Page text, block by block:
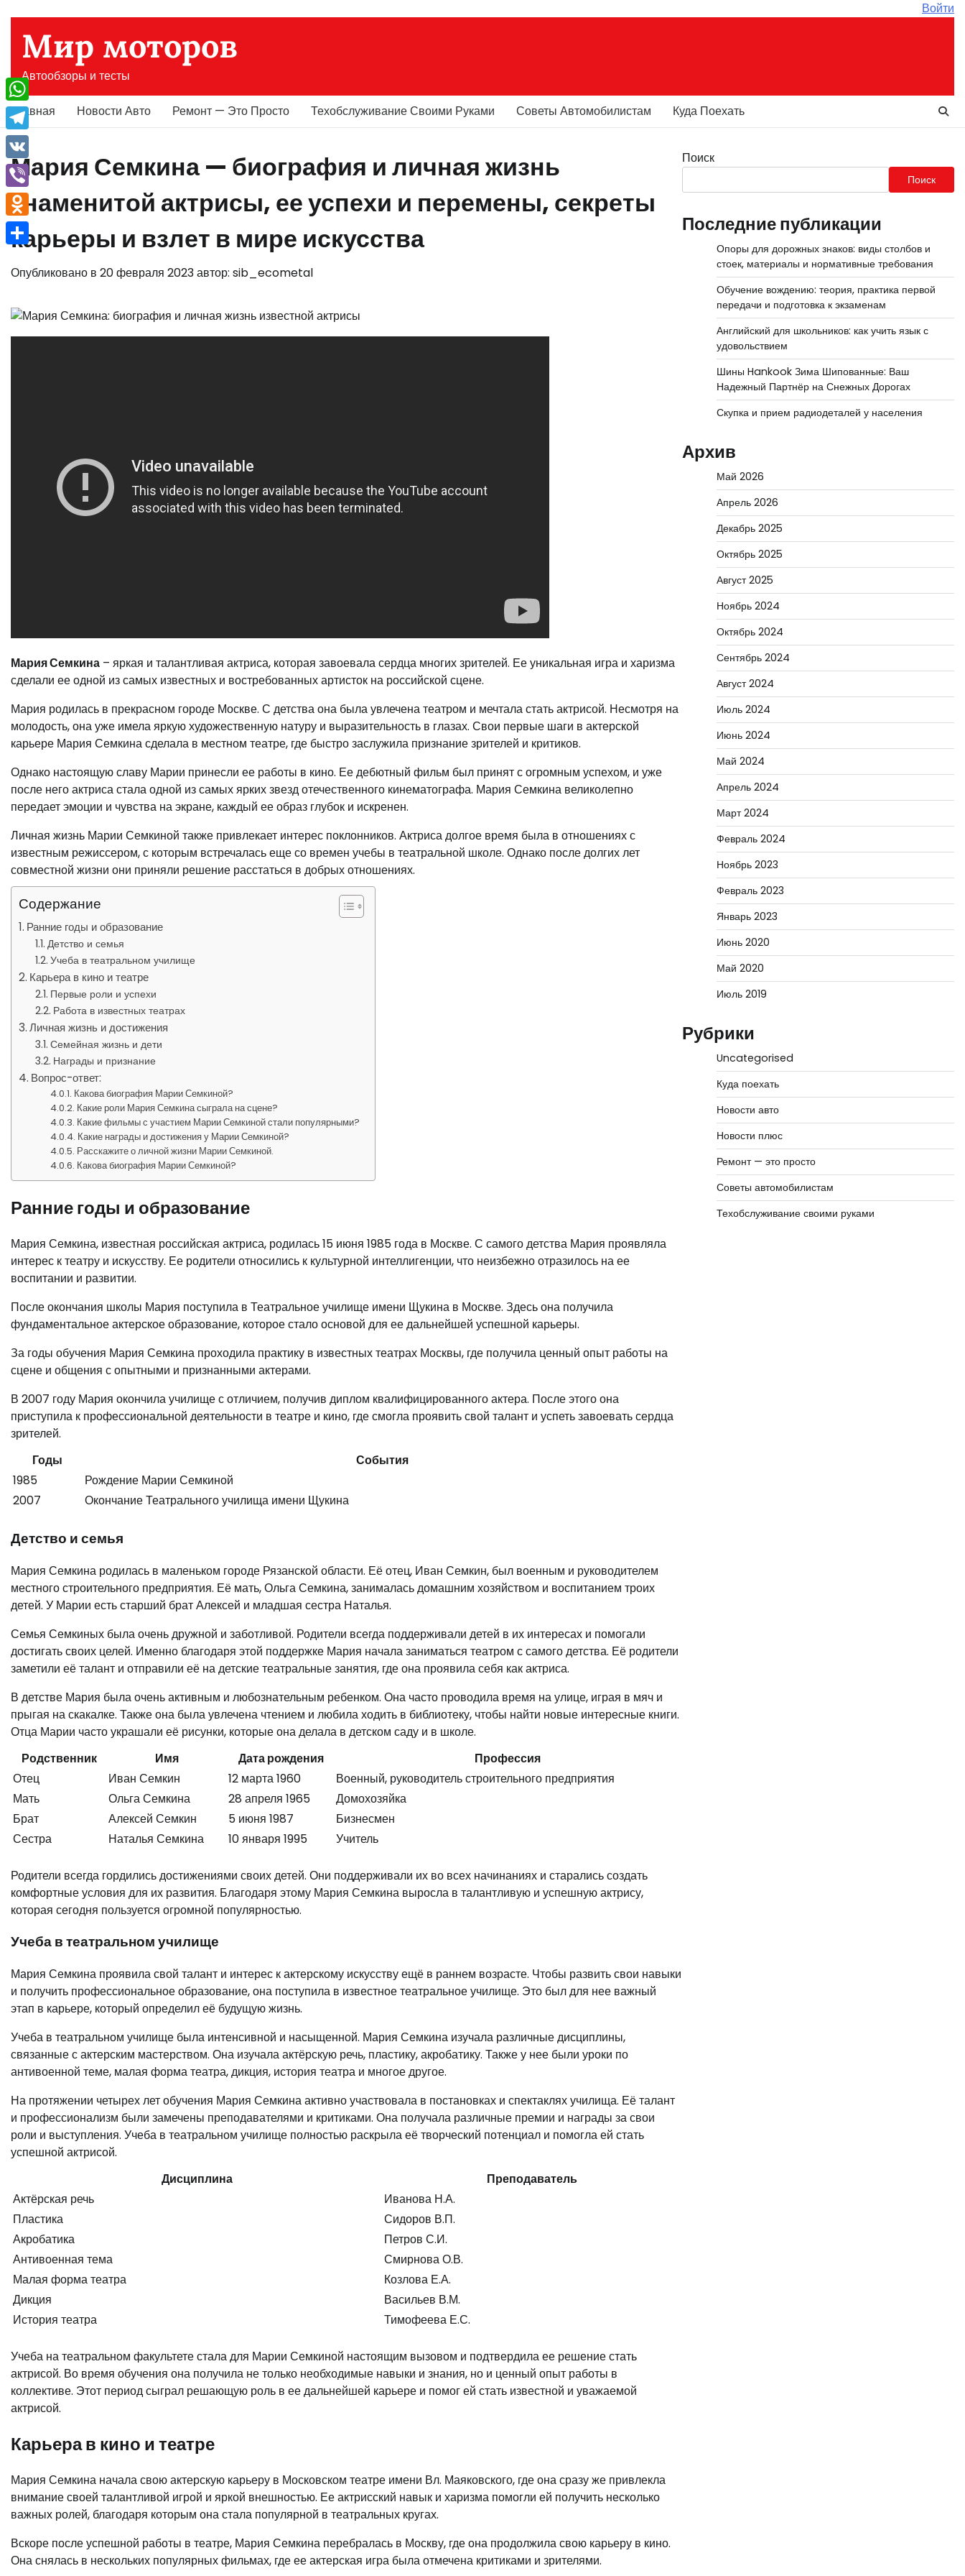
содержимому
Войти
Мир моторов
Автообзоры и тесты
Главная Новости Авто Ремонт — Это Просто Техобслуживание Своими Руками Советы Автомобилистам Куда Поехать
Мария Семкина — биография и личная жизнь
знаменитой актрисы, ее успехи и перемены, секреты
карьеры и взлет в мире искусства
Опубликовано в 20 февраля 2023автор: sib_ecometal
Мария Семкина – яркая и талантливая актриса, которая завоевала сердца многих зрителей. Ее уникальная игра и харизма
сделали ее одной из самых известных и востребованных артисток на российской сцене.
Мария родилась в прекрасном городе Москве. С детства она была увлечена театром и мечтала стать актрисой. Несмотря на
молодость, она уже имела яркую художественную натуру и выразительность в глазах. Свои первые шаги в актерской
карьере Мария Семкина сделала в местном театре, где быстро заслужила признание зрителей и критиков.
Однако настоящую славу Марии принесли ее работы в кино. Ее дебютный фильм был принят с огромным успехом, и уже
после него актриса стала одной из самых ярких звезд отечественного кинематографа. Мария Семкина великолепно
передает эмоции и чувства на экране, каждый ее образ глубок и искренен.
Личная жизнь Марии Семкиной также привлекает интерес поклонников. Актриса долгое время была в отношениях с
известным режиссером, с которым встречалась еще со времен учебы в театральной школе. Однако после долгих лет
совместной жизни они приняли решение расстаться в добрых отношениях.
Содержание
Ранние годы и образование
Детство и семья
Учеба в театральном училище
Карьера в кино и театре
Первые роли и успехи
Работа в известных театрах
Личная жизнь и достижения
Семейная жизнь и дети
Награды и признание
Вопрос-ответ:
Какова биография Марии Семкиной?
Какие роли Мария Семкина сыграла на сцене?
Какие фильмы с участием Марии Семкиной стали популярными?
Какие награды и достижения у Марии Семкиной?
Расскажите о личной жизни Марии Семкиной.
Какова биография Марии Семкиной?
Ранние годы и образование
Мария Семкина, известная российская актриса, родилась 15 июня 1985 года в Москве. С самого детства Мария проявляла
интерес к театру и искусству. Ее родители относились к культурной интеллигенции, что неизбежно отразилось на ее
воспитании и развитии.
После окончания школы Мария поступила в Театральное училище имени Щукина в Москве. Здесь она получила
фундаментальное актерское образование, которое стало основой для ее дальнейшей успешной карьеры.
За годы обучения Мария Семкина проходила практику в известных театрах Москвы, где получила ценный опыт работы на
сцене и общения с опытными и признанными актерами.
В 2007 году Мария окончила училище с отличием, получив диплом квалифицированного актера. После этого она
приступила к профессиональной деятельности в театре и кино, где смогла проявить свой талант и успеть завоевать сердца
зрителей.
Годы
События
1985
Рождение Марии Семкиной
2007
Окончание Театрального училища имени Щукина
Детство и семья
Мария Семкина родилась в маленьком городе Рязанской области. Её отец, Иван Семкин, был военным и руководителем
местного строительного предприятия. Её мать, Ольга Семкина, занималась домашним хозяйством и воспитанием троих
детей. У Марии есть старший брат Алексей и младшая сестра Наталья.
Семья Семкиных была очень дружной и заботливой. Родители всегда поддерживали детей в их интересах и помогали
достигать своих целей. Именно благодаря этой поддержке Мария начала заниматься театром с самого детства. Её родители
заметили её талант и отправили её на детские театральные занятия, где она проявила себя как актриса.
В детстве Мария была очень активным и любознательным ребенком. Она часто проводила время на улице, играя в мяч и
прыгая на скакалке. Также она была увлечена чтением и любила ходить в библиотеку, чтобы найти новые интересные книги.
Отца Марии часто украшали её рисунки, которые она делала в детском саду и в школе.
Родственник
Имя Дата рождения
Профессия
Отец
Иван Семкин 12 марта 1960
Военный, руководитель строительного предприятия
Мать
Ольга Семкина 28 апреля 1965
Домохозяйка
Брат
Алексей Семкин 5 июня 1987
Бизнесмен
Сестра
Наталья Семкина 10 января 1995 Учитель
Родители всегда гордились достижениями своих детей. Они поддерживали их во всех начинаниях и старались создать
комфортные условия для их развития. Благодаря этому Мария Семкина выросла в талантливую и успешную актрису,
которая сегодня пользуется огромной популярностью.
Учеба в театральном училище
Мария Семкина проявила свой талант и интерес к актерскому искусству ещё в раннем возрасте. Чтобы развить свои навыки
и получить профессиональное образование, она поступила в известное театральное училище. Это был для нее важный
этап в карьере, который определил её будущую жизнь.
Учеба в театральном училище была интенсивной и насыщенной. Мария Семкина изучала различные дисциплины,
связанные с актерским мастерством. Она изучала актёрскую речь, пластику, акробатику. Также у нее были уроки по
антивоенной теме, малая форма театра, дикция, история театра и многое другое.
На протяжении четырех лет обучения Мария Семкина активно участвовала в постановках и спектаклях училища. Её талант
и профессионализм были замечены преподавателями и критиками. Она получала различные премии и награды за свои
роли и выступления. Учеба в театральном училище полностью раскрыла её творческий потенциал и помогла ей стать
успешной актрисой.
Дисциплина
Преподаватель
Актёрская речь
Иванова Н.А.
Пластика
Сидоров В.П.
Акробатика
Петров С.И.
Антивоенная тема
Смирнова О.В.
Малая форма театра
Козлова Е.А.
Дикция
Васильев В.М.
История театра
Тимофеева Е.С.
Учеба на театральном факультете стала для Марии Семкиной настоящим вызовом и подтвердила ее решение стать
актрисой. Во время обучения она получила не только необходимые навыки и знания, но и ценный опыт работы в
коллективе. Этот период сыграл решающую роль в ее дальнейшей карьере и помог ей стать известной и уважаемой
актрисой.
Карьера в кино и театре
Мария Семкина начала свою актерскую карьеру в Московском театре имени Вл. Маяковского, где она сразу же привлекла
внимание своей талантливой игрой и яркой внешностью. Ее актрисский навык и харизма помогли ей получить несколько
важных ролей, благодаря которым она стала популярной в театральных кругах.
Вскоре после успешной работы в театре, Мария Семкина перебралась в Москву, где она продолжила свою карьеру в кино.
Она снялась в нескольких популярных фильмах, где ее актерская игра была отмечена критиками и зрителями.
Поиск
Поиск
Последние публикации
Опоры для дорожных знаков: виды столбов и
стоек, материалы и нормативные требования
Обучение вождению: теория, практика первой
передачи и подготовка к экзаменам
Английский для школьников: как учить язык с
удовольствием
Шины Hankook Зима Шипованные: Ваш
Надежный Партнёр на Снежных Дорогах
Скупка и прием радиодеталей у населения
Архив
Май 2026
Апрель 2026
Декабрь 2025
Октябрь 2025
Август 2025
Ноябрь 2024
Октябрь 2024
Сентябрь 2024
Август 2024
Июль 2024
Июнь 2024
Май 2024
Апрель 2024
Март 2024
Февраль 2024
Ноябрь 2023
Февраль 2023
Январь 2023
Июнь 2020
Май 2020
Июль 2019
Рубрики
Uncategorised
Куда поехать
Новости авто
Новости плюс
Ремонт — это просто
Советы автомобилистам
Техобслуживание своими руками
WhatsApp
Telegram
VK
Viber
Odnoklassniki
Отправить